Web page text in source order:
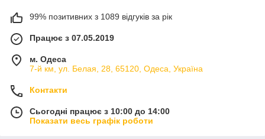
99% позитивних з 1089 відгуків за рік
Працює з 07.05.2019
м. Одеса
7-й км, ул. Белая, 28, 65120, Одеса, Україна
Контакти
Сьогодні працює з 10:00 до 14:00
Показати весь графік роботи